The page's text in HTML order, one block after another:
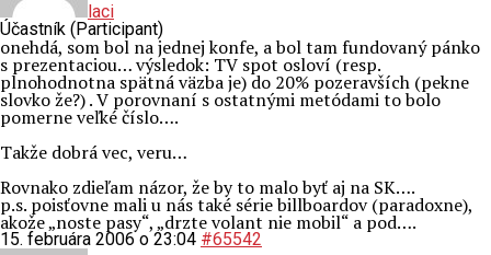
laci
Účastník (Participant)
onehdá, som bol na jednej konfe, a bol tam fundovaný pánko
s prezentaciou… výsledok: TV spot osloví (resp.
plnohodnotna spätná väzba je) do 20% pozeravších (pekne
slovko že?) . V porovnaní s ostatnými metódami to bolo
pomerne veľké číslo….
Takže dobrá vec, veru…
Rovnako zdieľam názor, že by to malo byť aj na SK….
p.s. poisťovne mali u nás také série billboardov (paradoxne),
akože „noste pasy“, „drzte volant nie mobil“ a pod….
15. februára 2006 o 23:04 #65542